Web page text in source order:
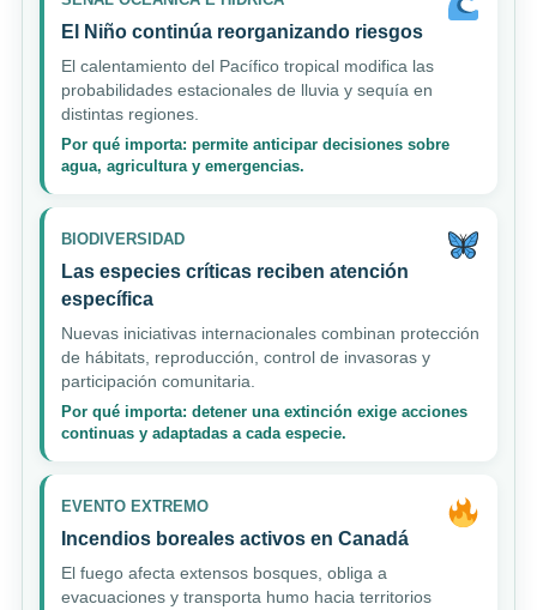
El Niño continúa reorganizando riesgos
El calentamiento del Pacífico tropical modifica las
probabilidades estacionales de lluvia y sequía en
distintas regiones.
Por qué importa: permite anticipar decisiones sobre
agua, agricultura y emergencias.
BIODIVERSIDAD
Las especies críticas reciben atención
específica
Nuevas iniciativas internacionales combinan protección
de hábitats, reproducción, control de invasoras y
participación comunitaria.
Por qué importa: detener una extinción exige acciones
continuas y adaptadas a cada especie.
EVENTO EXTREMO
Incendios boreales activos en Canadá
El fuego afecta extensos bosques, obliga a
evacuaciones y transporta humo hacia territorios